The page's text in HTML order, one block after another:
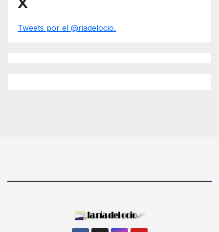
Tweets por el @riadelocio.